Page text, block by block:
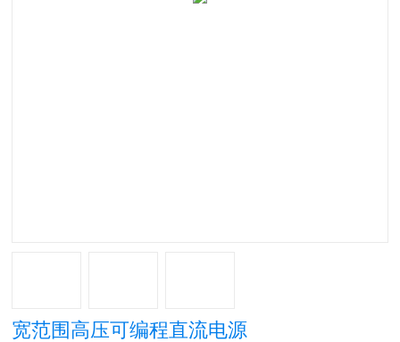
宽范围高压可编程直流电源